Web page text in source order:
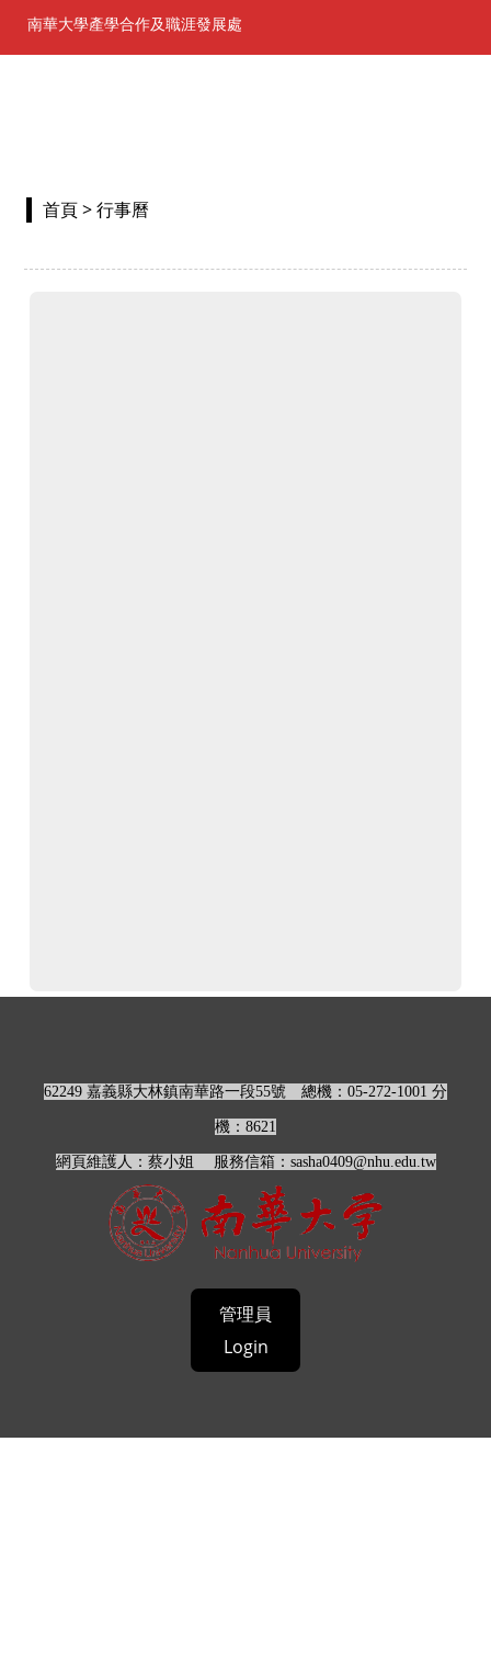
南華大學產學合作及職涯發展處
首頁> 行事曆
62249 嘉義縣大林鎮南華路一段55號 總機：05-272-1001 分
機： 8621
網頁維護人：蔡小姐 服務信箱：sasha0409@nhu.edu.tw
管理員
Login